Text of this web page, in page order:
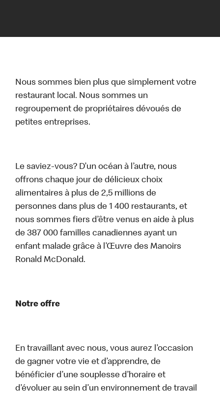
Nous sommes bien plus que simplement votre
restaurant local. Nous sommes un
regroupement de propriétaires dévoués de
petites entreprises.
Le saviez-vous? D’un océan à l’autre, nous
offrons chaque jour de délicieux choix
alimentaires à plus de 2,5 millions de
personnes dans plus de 1 400 restaurants, et
nous sommes fiers d’être venus en aide à plus
de 387 000 familles canadiennes ayant un
enfant malade grâce à l’Œuvre des Manoirs
Ronald McDonald.
Notre offre
En travaillant avec nous, vous aurez l’occasion
de gagner votre vie et d’apprendre, de
bénéficier d’une souplesse d’horaire et
d’évoluer au sein d’un environnement de travail